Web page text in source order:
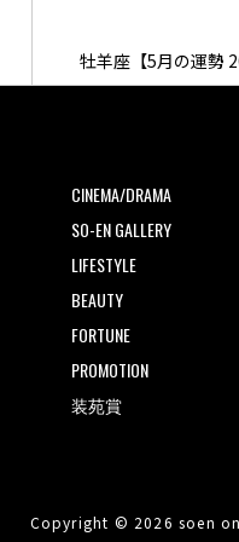
牡羊座【5月の運勢
CINEMA/DRAMA
SO-EN GALLERY
LIFESTYLE
BEAUTY
FORTUNE
PROMOTION
装苑賞
Copyright © 2026 soen